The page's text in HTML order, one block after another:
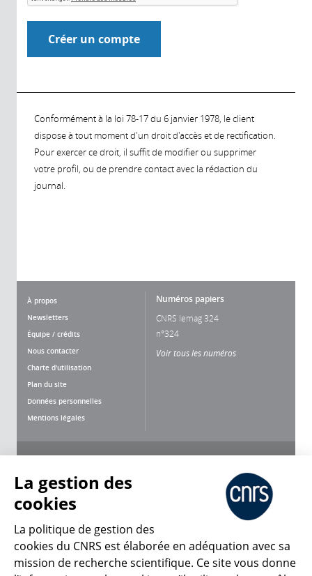
Conformément à la loi 78-17 du 6 janvier 1978, le client
dispose à tout moment d'un droit d'accès et de rectification.
Pour exercer ce droit, il suffit de modifier ou supprimer
votre profil, ou de prendre contact avec la rédaction du
journal.
À propos
Newsletters
Équipe / crédits
Nous contacter
Charte d'utilisation
Plan du site
Données personnelles
Mentions légales
Numéros papiers
CNRS lemag 324
n°324
Voir tous les numéros
CNRS Le Mag
La gestion des
cookies
La politique de gestion des
cookies du CNRS est élaborée en adéquation avec sa
mission de recherche scientifique. Ce site vous donne